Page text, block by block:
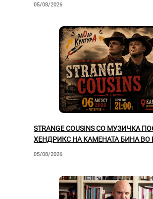
05/08/2026
STRANGE COUSINS СО МУЗИЧКА
ХЕНДРИКС НА КАМЕНАТА БИНА ВО
05/08/2026